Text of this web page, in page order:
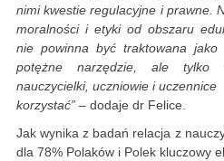
nimi kwestie regulacyjne i prawne.
moralności i etyki od obszaru
nie powinna być traktowana jako
potężne narzędzie, ale tylko
nauczycielki, uczniowie i
korzystać” – dodaje dr Felice.
Jak wynika z badań relacja z
dla 78% Polaków i Polek kluczowy